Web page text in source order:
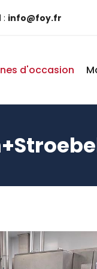
: info@foy.fr
d'occasion